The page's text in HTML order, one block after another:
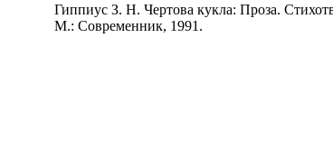
Гиппиус З. H. Чертова кукла: Проза.
М.: Современник, 1991.